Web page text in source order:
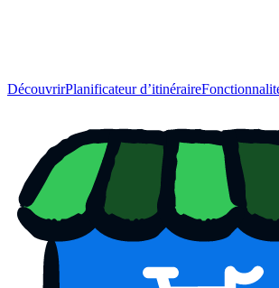
DécouvrirPlanificateur d’itinéraire